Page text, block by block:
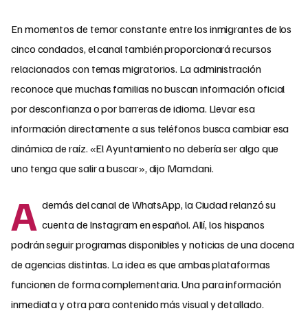
En momentos de temor constante entre los inmigrantes de los
cinco condados, el canal también proporcionará recursos
relacionados con temas migratorios. La administración
reconoce que muchas familias no buscan información oficial
por desconfianza o por barreras de idioma. Llevar esa
información directamente a sus teléfonos busca cambiar esa
dinámica de raíz. «El Ayuntamiento no debería ser algo que
uno tenga que salir a buscar», dijo Mamdani.
A demás del canal de WhatsApp, la Ciudad relanzó su
cuenta de Instagram en español. Allí, los hispanos
podrán seguir programas disponibles y noticias de una docena
de agencias distintas. La idea es que ambas plataformas
funcionen de forma complementaria. Una para información
inmediata y otra para contenido más visual y detallado.